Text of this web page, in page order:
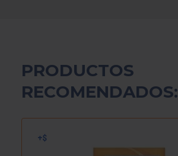
PRODUCTOS
RECOMENDADOS: